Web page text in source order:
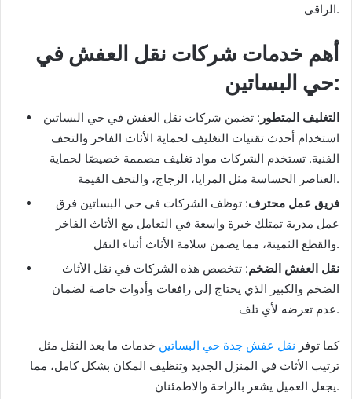
الراقي.
أهم خدمات شركات نقل العفش في
حي البساتين:
التغليف المتطور : تضمن شركات نقل العفش في حي البساتين
استخدام أحدث تقنيات التغليف لحماية الأثاث الفاخر والتحف
الفنية. تستخدم الشركات مواد تغليف مصممة خصيصًا لحماية
العناصر الحساسة مثل المرايا، الزجاج، والتحف القيمة.
فريق عمل محترف: توظف الشركات في حي البساتين فرق
عمل مدربة تمتلك خبرة واسعة في التعامل مع الأثاث الفاخر
والقطع الثمينة، مما يضمن سلامة الأثاث أثناء النقل.
نقل العفش الضخم: تتخصص هذه الشركات في نقل الأثاث
الضخم والكبير الذي يحتاج إلى رافعات وأدوات خاصة لضمان
عدم تعرضه لأي تلف.
كما توفر نقل عفش جدة حي البساتين خدمات ما بعد النقل مثل
ترتيب الأثاث في المنزل الجديد وتنظيف المكان بشكل كامل، مما
يجعل العميل يشعر بالراحة والاطمئنان.